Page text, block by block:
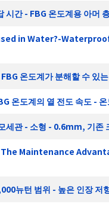
시간 - FBG 온도계용 아머
in Water?-
온도계가 분해할 수 있
온도계의 열 전도 속도 -
세관 - 소형 - 0.6mm, 기존
Maintenance
뉴턴 범위 - 높은 인장 저